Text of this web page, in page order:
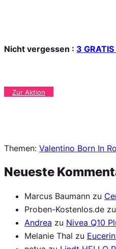
Nicht vergessen : 3
Zur Aktion
Themen: Valentino Born In
Neueste
Marcus Baumann zu
Proben-Kostenlos.de zu
Andrea zu Nivea Q10
Melanie Thal zu